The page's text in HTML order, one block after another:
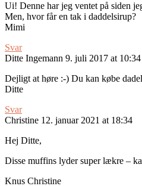
Ui! Denne har jeg ventet på siden
Men, hvor får en tak i daddelsirup?
Mimi
Svar
Ditte Ingemann 9. juli 2017 at 10:34
Dejligt at høre :-) Du kan købe
Ditte
Svar
Christine 12. januar 2021 at 18:34
Hej Ditte,
Disse muffins lyder super lækre –
Knus Christine